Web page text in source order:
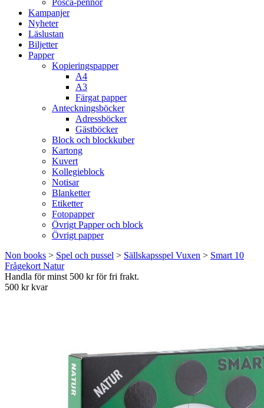
Posca-pennor
Kampanjer
Nyheter
Läslustan
Biljetter
Papper
Kopieringspapper
A4
A3
Färgat papper
Anteckningsböcker
Adressböcker
Gästböcker
Block och blockkuber
Kartong
Kuvert
Kollegieblock
Notisar
Blanketter
Etiketter
Fotopapper
Övrigt Papper och block
Övrigt papper
Non books > Spel och pussel > Sällskapsspel Vuxen > Smart 10
Frågekort Natur
Handla för minst 500 kr för fri frakt.
500 kr kvar